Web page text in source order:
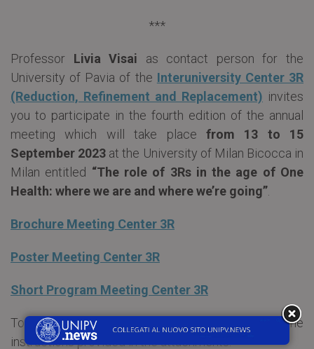
***
Professor Livia Visai as contact person for the
University of Pavia of the Interuniversity Center 3R
(Reduction, Refinement and Replacement) invites
you to participate in the fourth edition of the annual
meeting which will take place from 13 to 15
September 2023 at the University of Milan Bicocca in
Milan entitled “The role of 3Rs in the age of One
Health: where we are and where we’re going”
Brochure Meeting Center 3R
Poster Meeting Center 3R
Short Program Meeting Center 3R
To register to the annual meeting, follow the
instructions provided in the attachments.